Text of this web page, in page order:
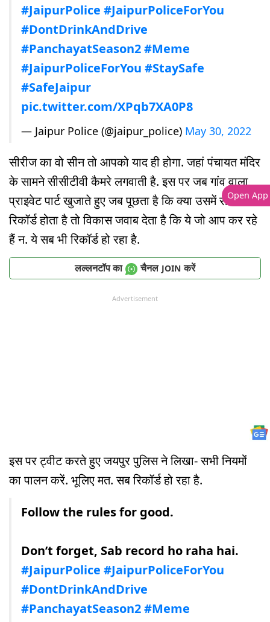
#JaipurPolice #JaipurPoliceForYou
#DontDrinkAndDrive
#PanchayatSeason2#Meme
#JaipurPoliceForYou #StaySafe
#SafeJaipur
pic.twitter.com/XPqb7XA0P8
— Jaipur Police (@jaipur_police) May 30, 2022
सीरीज का वो सीन तो आपको याद ही होगा. जहां पंचायत मंदिर
के सामने सीसीटीवी कैमरे लगवाती है. इस पर जब गांव वाला
प्राइवेट पार्ट खुजाते हुए जब पूछता है कि क्या उसमें सब
रिकॉर्ड होता है तो विकास जवाब देता है कि ये जो आप कर रहे
हैं न. ये सब भी रिकॉर्ड हो रहा है.
लल्लनटॉप का चैनल JOIN करें
Advertisement
इस पर ट्वीट करते हुए जयपुर पुलिस ने लिखा- सभी नियमों
का पालन करें. भूलिए मत. सब रिकॉर्ड हो रहा है.
Follow the rules for good.
Don’t forget, Sab record ho raha hai.
#JaipurPolice #JaipurPoliceForYou
#DontDrinkAndDrive
#PanchayatSeason2#Meme
Open App